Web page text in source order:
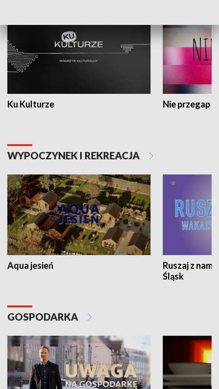
Ku Kulturze Nie przegap
WYPOCZYNEK I REKREACJA
Aqua jesień
Ruszaj z
Śląsk
GOSPODARKA